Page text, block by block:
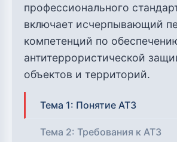
профессионального
включает исчерпывающий
компетенций по
антитеррористической
объектов и территорий.
Тема 1: Понятие АТЗ
Тема 2: Требования к АТЗ